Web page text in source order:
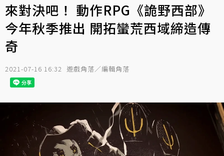
來對決吧！ 動作RPG《詭野西部》
今年秋季推出 開拓蠻荒西域締造傳
奇
2021-07-16 16:32 遊戲角落／編輯角落